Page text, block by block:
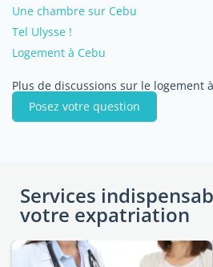
Une chambre sur Cebu
Tel Ulysse !
Logement à Cebu
Plus de discussions sur le logement
Posez votre question
Services
votre expatriation